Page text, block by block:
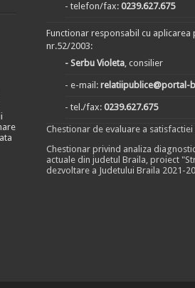
- telefon/fax: 0239.627.675
Functionar responsabil cu aplicarea
nr.52/2003:
- Serbu Violeta, consilier
- e-mail: relatiipublice@portal-
- tel./fax: 0239.627.675
Chestionar de evaluare a satisfactiei
Chestionar privind analiza
actuale din judetul Braila, proiect
dezvoltare a Judetului Braila 2021-